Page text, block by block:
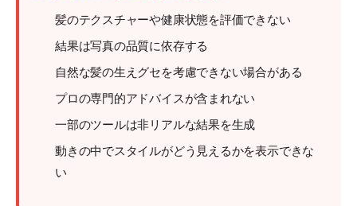
髪のテクスチャーや健康状態を評価できない
結果は写真の品質に依存する
自然な髪の生えグセを考慮できない場合がある
プロの専門的アドバイスが含まれない
一部のツールは非リアルな結果を生成
動きの中でスタイルがどう見えるかを表示できな
い